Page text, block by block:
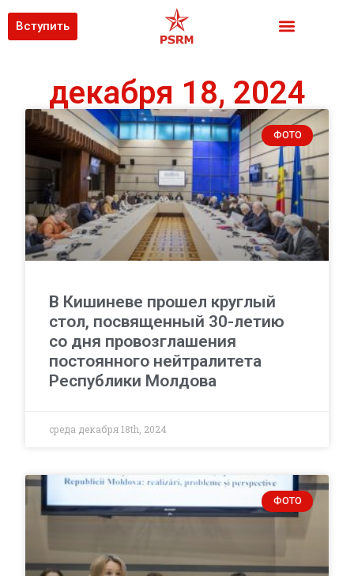
Вступить
декабря 18, 2024
ФОТО
В Кишиневе прошел круглый
стол, посвященный 30-летию
со дня провозглашения
постоянного нейтралитета
Республики Молдова
среда декабря 18th, 2024
ФОТО